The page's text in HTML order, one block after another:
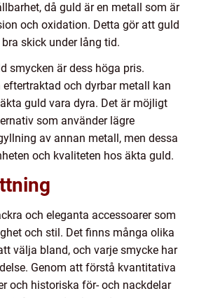
då guld är en metall som är
och oxidation. Detta gör att guld
skick under lång tid.
smycken är dess höga pris.
eftertraktad och dyrbar metall kan
guld vara dyra. Det är möjligt
som använder lägre
av annan metall, men dessa
och kvaliteten hos äkta guld.
och eleganta accessoarer som
och stil. Det finns många olika
välja bland, och varje smycke har
Genom att förstå kvantitativa
och historiska för- och nackdelar